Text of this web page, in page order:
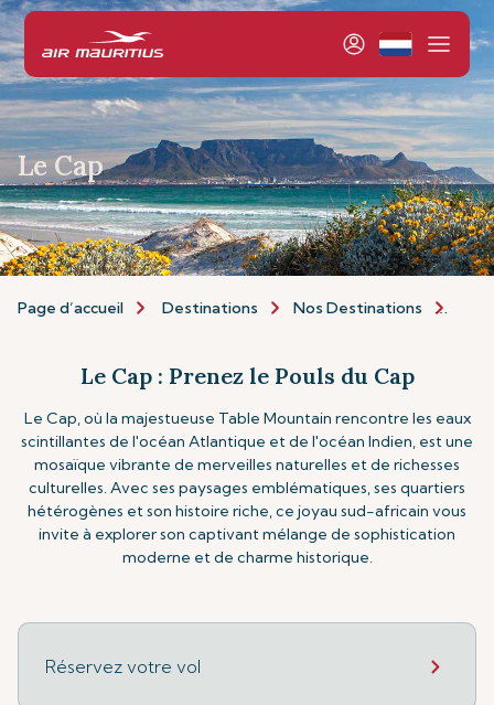
Le Cap
Page d’accueil Destinations Nos Destinations
Le Cap : Prenez le Pouls du Cap
Le Cap, où la majestueuse Table Mountain rencontre les eaux
scintillantes de l'océan Atlantique et de l'océan Indien, est une
mosaïque vibrante de merveilles naturelles et de richesses
culturelles. Avec ses paysages emblématiques, ses quartiers
hétérogènes et son histoire riche, ce joyau sud-africain vous
invite à explorer son captivant mélange de sophistication
moderne et de charme historique.
Réservez votre vol